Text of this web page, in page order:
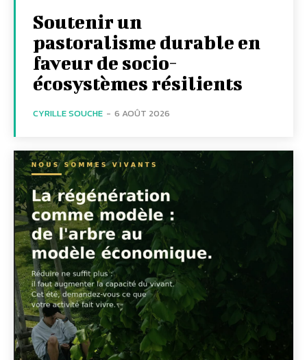
Soutenir un
pastoralisme durable en
faveur de socio-
écosystèmes résilients
CYRILLE SOUCHE - 6 AOÛT 2026